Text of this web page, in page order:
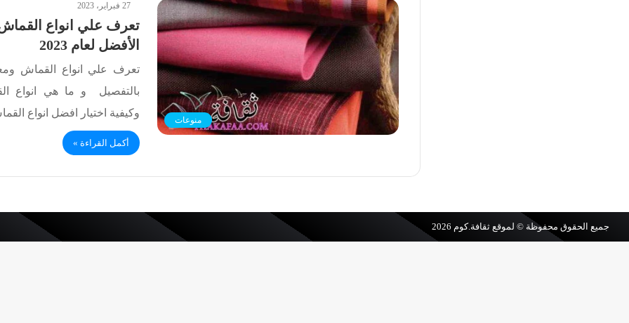
منوعات
27 فبراير، 2023
تعرف علي انواع
الأفضل لعام 2023
تعرف علي انواع القماش
بالتفصيل و ما هي انواع
وكيفية اختيار افضل انواع
أكمل القراءة »
جميع الحقوق محفوظة © لموقعثقافة.كوم